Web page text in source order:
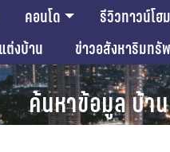
คอนโด รีวิวทาวน์โฮม
ต่งบ้าน ข่าวอสังหาริมทรั
ค้นหาข้อมูล บ้า